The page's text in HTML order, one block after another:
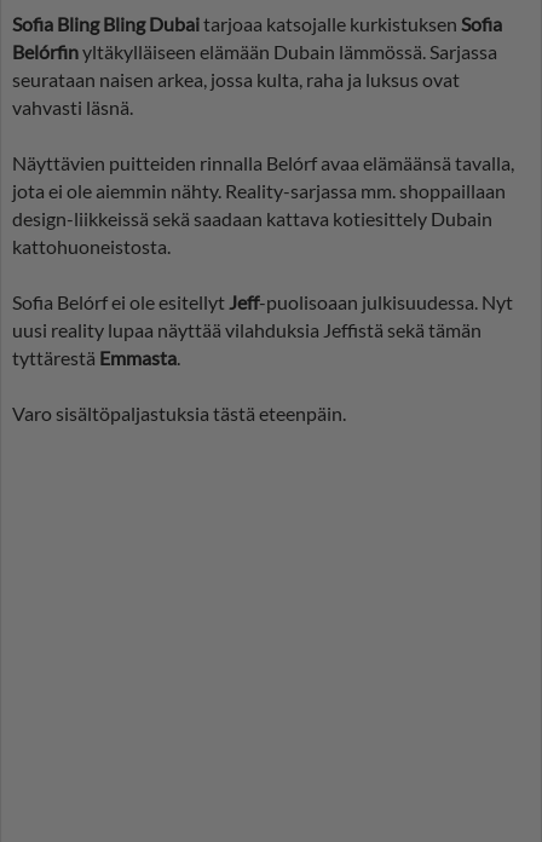
Sofia Bling Bling Dubaitarjoaa katsojalle kurkistuksen Sofia
Belórfinyltäkylläiseen elämään Dubain lämmössä. Sarjassa
seurataan naisen arkea, jossa kulta, raha ja luksus ovat
vahvasti läsnä.
Näyttävien puitteiden rinnalla Belórf avaa elämäänsä tavalla,
jota ei ole aiemmin nähty. Reality-sarjassa mm. shoppaillaan
design-liikkeissä sekä saadaan kattava kotiesittely Dubain
kattohuoneistosta.
Sofia Belórf ei ole esitellyt Jeff-puolisoaan julkisuudessa. Nyt
uusi reality lupaa näyttää vilahduksia Jeffistä sekä tämän
tyttärestä Emmasta
Varo sisältöpaljastuksia tästä eteenpäin.